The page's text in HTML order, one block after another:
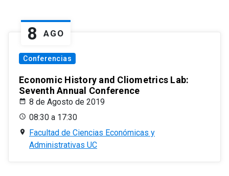
8 AGO
Conferencias
Economic History and Cliometrics Lab:
Seventh Annual Conference
8 de Agosto de 2019
08:30 a 17:30
Facultad de Ciencias Económicas y
Administrativas UC